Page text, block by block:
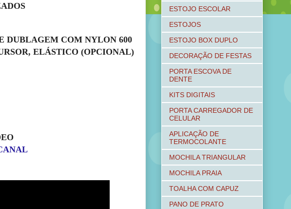
DUBLAGEM COM NYLON 600
ELÁSTICO (OPCIONAL)
ESTOJO ESCOLAR
ESTOJOS
ESTOJO BOX DUPLO
DECORAÇÃO DE FESTAS
PORTA ESCOVA DE
DENTE
KITS DIGITAIS
PORTA CARREGADOR DE
CELULAR
APLICAÇÃO DE
TERMOCOLANTE
MOCHILA TRIANGULAR
MOCHILA PRAIA
TOALHA COM CAPUZ
PANO DE PRATO